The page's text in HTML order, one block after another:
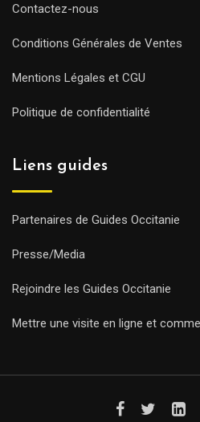
Contactez-nous
Conditions Générales de Ventes
Mentions Légales et CGU
Politique de confidentialité
Liens guides
Partenaires de Guides Occitanie
Presse/Media
Rejoindre les Guides Occitanie
Mettre une visite en ligne et